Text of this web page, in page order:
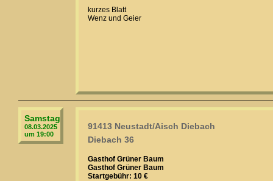
kurzes Blatt
Wenz und Geier
Samstag
08.03.2025
um 19:00
91413 Neustadt/Aisch Diebach
Diebach 36
Gasthof Grüner Baum
Gasthof Grüner Baum
Startgebühr: 10 €